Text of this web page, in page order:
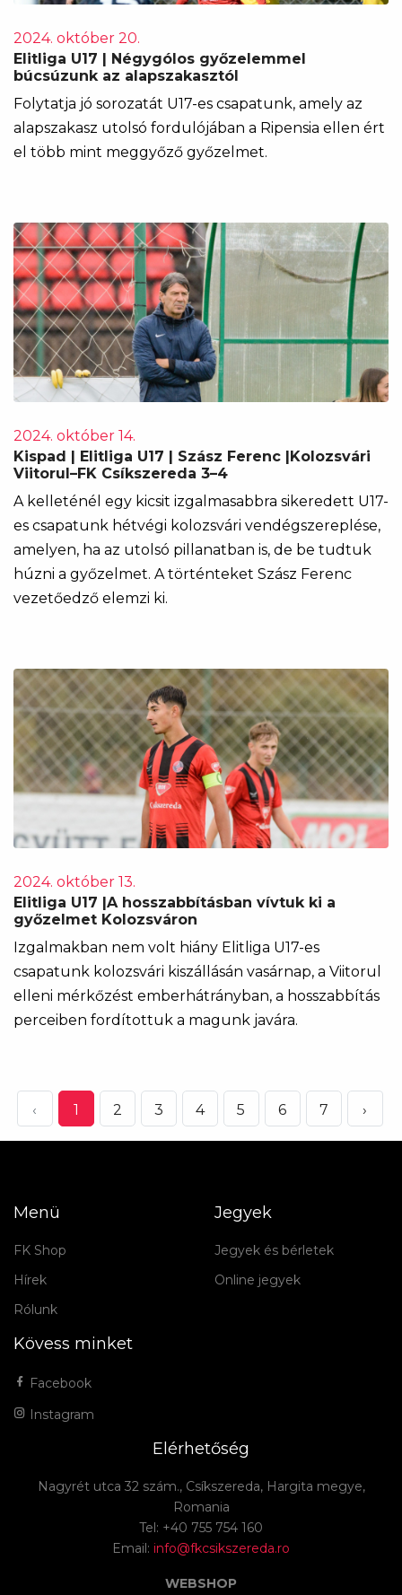
2024. október 20.
Elitliga U17 | Négygólos győzelemmel
búcsúzunk az alapszakasztól
Folytatja jó sorozatát U17-es csapatunk, amely az
alapszakasz utolsó fordulójában a Ripensia ellen ért
el több mint meggyőző győzelmet.
2024. október 14.
Kispad | Elitliga U17 | Szász Ferenc |Kolozsvári
Viitorul–FK Csíkszereda 3–4
A kelleténél egy kicsit izgalmasabbra sikeredett U17-
es csapatunk hétvégi kolozsvári vendégszereplése,
amelyen, ha az utolsó pillanatban is, de be tudtuk
húzni a győzelmet. A történteket Szász Ferenc
vezetőedző elemzi ki.
2024. október 13.
Elitliga U17 |A hosszabbításban vívtuk ki a
győzelmet Kolozsváron
Izgalmakban nem volt hiány Elitliga U17-es
csapatunk kolozsvári kiszállásán vasárnap, a Viitorul
elleni mérkőzést emberhátrányban, a hosszabbítás
perceiben fordítottuk a magunk javára.
‹ 1 2 3 4 5 6 7 ›
Menü
FK Shop
Hírek
Rólunk
Jegyek
Jegyek és bérletek
Online jegyek
Kövess minket
Facebook
Instagram
Elérhetőség
Nagyrét utca 32 szám., Csíkszereda, Hargita megye,
Romania
Tel: +40 755 754 160
Email: info@fkcsikszereda.ro
WEBSHOP